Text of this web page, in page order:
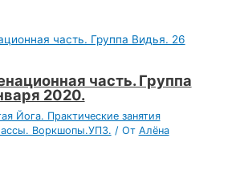
часть. Группа
2020.
Йога. Практические занятия
Воркшопы.УПЗ. / От Алёна